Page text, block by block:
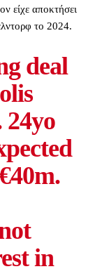
είχε αποκτήσει
το 2024.
deal
in